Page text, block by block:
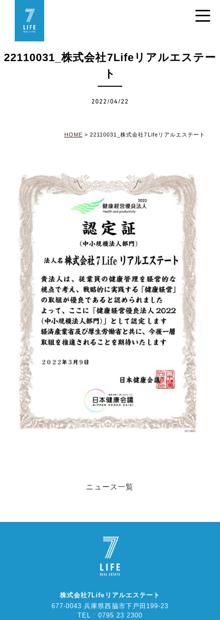
22110031_株式会社7Lifeリアルエステー
ト
2022/04/22
HOME > 22110031_株式会社7Lifeリアルエステート
ニュース一覧
株式会社7Lifeリアルエステート
677-0043 兵庫県西脇市下戸田199-23
TEL : 0795 23 2300